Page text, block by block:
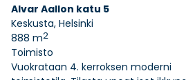
Alvar Aallon katu 5
Keskusta, Helsinki
888 m2
Toimisto
Vuokrataan 4. kerroksen moderni